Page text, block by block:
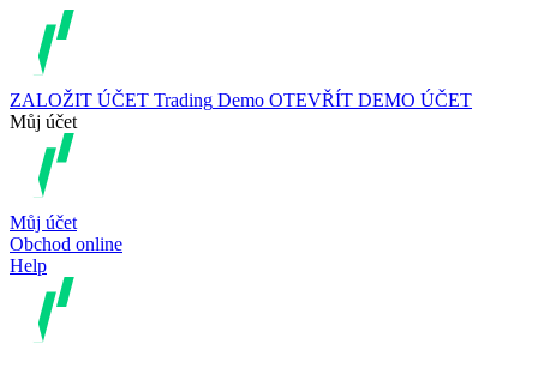
ZALOŽIT ÚČET Trading Demo OTEVŘÍT DEMO ÚČET
Můj účet
Můj účet
Obchod online
Help